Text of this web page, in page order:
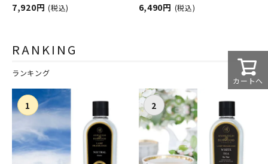
ASHLEIGH&BURWOOD（ア
7,920円 (税込)
ASHLEIGH&BURWOOD（ア
6,490円 (税込)
RANKING
ランキング
カートへ